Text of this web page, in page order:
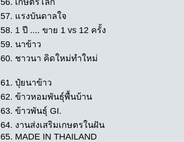
56. เกษตรโลก
57. แรงบันดาลใจ
58. 1 ปี .... ขาย 1 vs 12 ครั้ง
59. นาข้าว
60. ชาวนา คิดใหม่ทำใหม่
61. ปุ๋ยนาข้าว
62. ข้าวหอมพันธุ์พื้นบ้าน
63. ข้าวพันธุ์ GI.
64. งานส่งเสริมเกษตรในฝัน
65. MADE IN THAILAND